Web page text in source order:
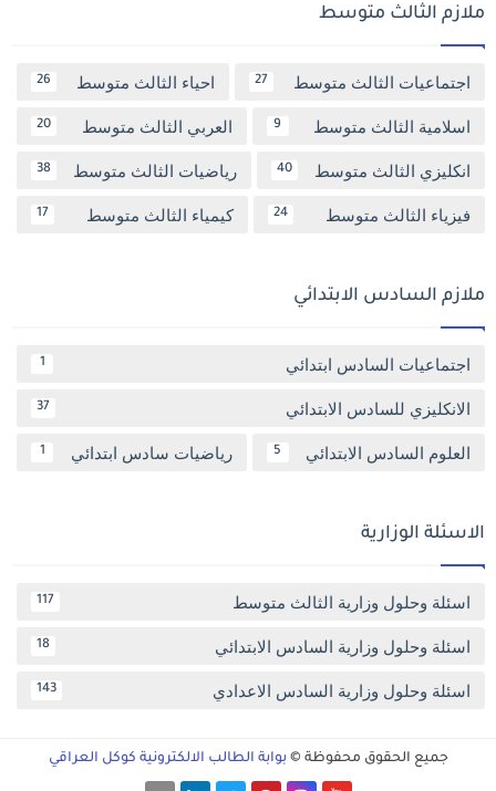
ملازم الثالث متوسط
اجتماعيات الثالث متوسط 27 احياء الثالث متوسط 26
اسلامية الثالث متوسط 9 العربي الثالث متوسط 20
انكليزي الثالث متوسط 40 رياضيات الثالث متوسط 38
فيزياء الثالث متوسط 24 كيمياء الثالث متوسط 17
ملازم السادس الابتدائي
اجتماعيات السادس ابتدائي 1
الانكليزي للسادس الابتدائي 37
العلوم السادس الابتدائي 5 رياضيات سادس ابتدائي 1
الاسئلة الوزارية
اسئلة وحلول وزارية الثالث متوسط 117
اسئلة وحلول وزارية السادس الابتدائي 18
اسئلة وحلول وزارية السادس الاعدادي 143
جميع الحقوق محفوظة © بوابة الطالب الالكترونية كوكل العراقي